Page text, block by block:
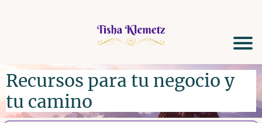
Recursos para tu negocio y
tu camino